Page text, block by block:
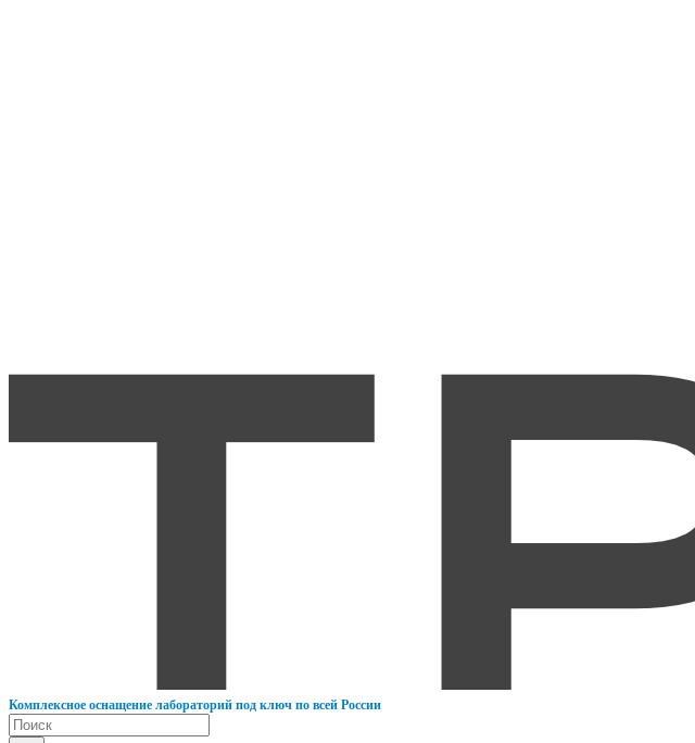
Комплексное оснащение лабораторий под ключ по всей России